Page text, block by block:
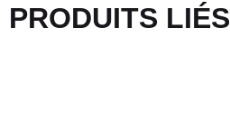
PRODUITS LIÉS​